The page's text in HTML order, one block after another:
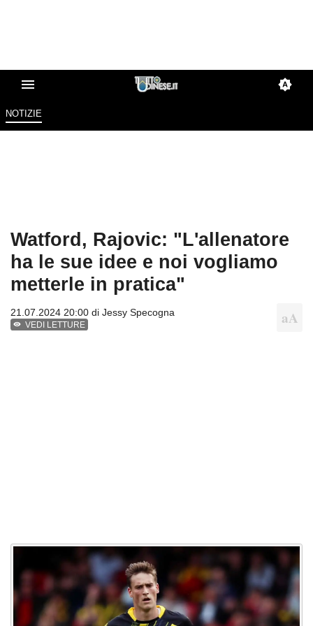
NOTIZIE
Watford, Rajovic: "L'allenatore
ha le sue idee e noi vogliamo
metterle in pratica"
21.07.2024 20:00 di Jessy Specogna
VEDI LETTURE